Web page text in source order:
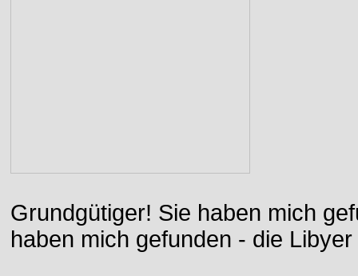
Grundgütiger! Sie haben mich
haben mich gefunden - die